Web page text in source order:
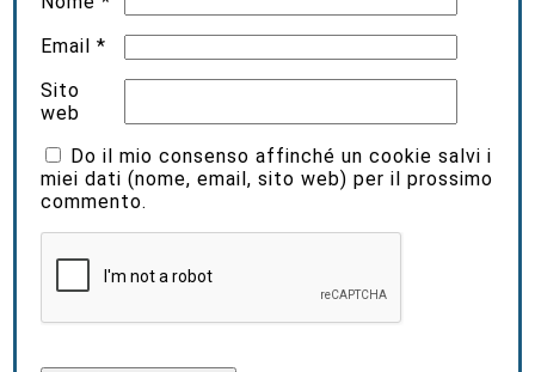
Email*
Sito
web
Do il mio consenso affinché un cookie salvi i
miei dati (nome, email, sito web) per il prossimo
commento.